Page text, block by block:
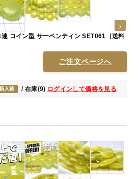
連 コイン型 サーペンティン SET061［送料
ご注文ページへ
入荷 / 在庫(9) ログインして価格を見る